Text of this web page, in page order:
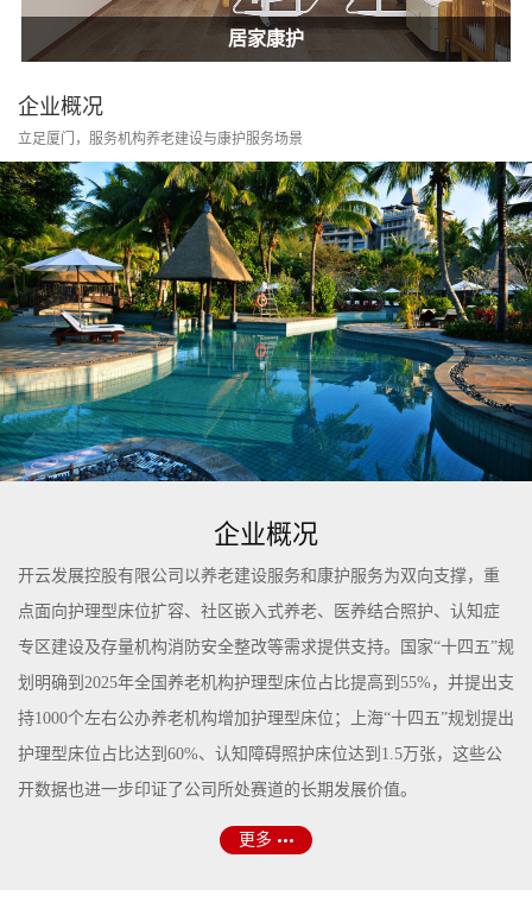
居家康护
家庭护士
居家康护
企业概况
立足厦门，服务机构养老建设与康护服务场景
企业概况
开云发展控股有限公司以养老建设服务和康护服务为双向支撑，重
点面向护理型床位扩容、社区嵌入式养老、医养结合照护、认知症
专区建设及存量机构消防安全整改等需求提供支持。国家“十四五”规
划明确到2025年全国养老机构护理型床位占比提高到55%，并提出支
持1000个左右公办养老机构增加护理型床位；上海“十四五”规划提出
护理型床位占比达到60%、认知障碍照护床位达到1.5万张，这些公
开数据也进一步印证了公司所处赛道的长期发展价值。
更多